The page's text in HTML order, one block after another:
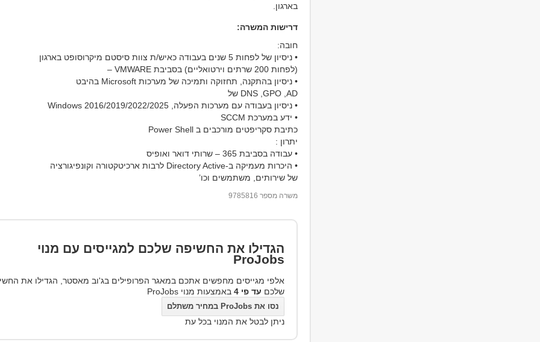
בארגון.
דרישות המשרה:
חובה:
• ניסיון של לפחות 5 שנים בעבודה כאיש/ת צוות סיסטם מיקרוסופט בארגון
(לפחות 200 שרתים וירטואליים) בסביבת VMWARE –
• ניסיון בהתקנה, תחזוקה ותמיכה של מערכות Microsoft בהיבט
DNS ,GPO ,AD של
• ניסיון בעבודה עם מערכות הפעלה, 2016/2019/2022/2025 Windows
• ידע במערכת SCCM
כתיבת סקריפטים מורכבים ב Power Shell
יתרון :
• עבודה בסביבת 365 – שרותי דואר ואופיס
• היכרות מעמיקה ב-Directory Active לרבות ארכיטקטורה וקונפיגורציה
של שירותים, משתמשים וכו’
משרה מספר 9785816
הגדילו את החשיפה שלכם למגייסים עם מנוי
ProJobs
אלפי מגייסים מחפשים אתכם במאגר הפרופילים בג'וב מאסטר, הגדילו את
שלכם עד פי 4 באמצעות מנוי ProJobs
נסו את ProJobs במחיר משתלם
ניתן לבטל את המנוי בכל עת